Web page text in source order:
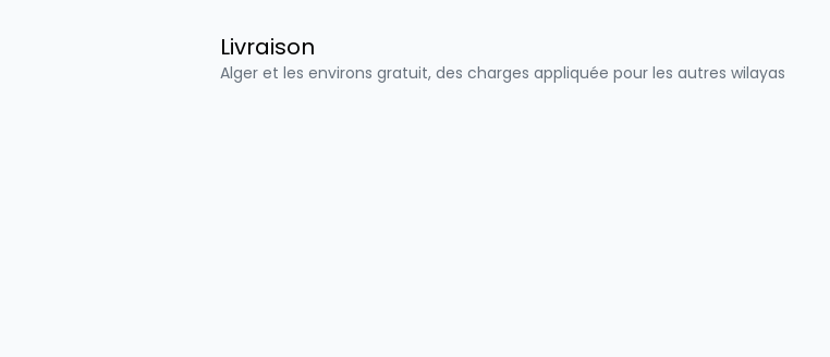
Livraison
Alger et les environs gratuit, des charges appliquée pour les autres wilayas